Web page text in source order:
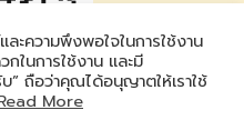
ะความพึงพอใจในการใช้งาน
กในการใช้งาน และมี
ถือว่าคุณได้อนุญาตให้เราใช้
More